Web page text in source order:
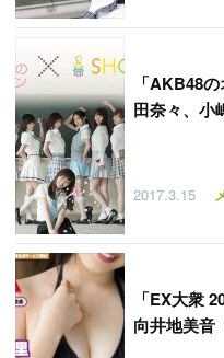
「AKB48の
田奈々、小
2017.3.15
「EX大衆
向井地美音